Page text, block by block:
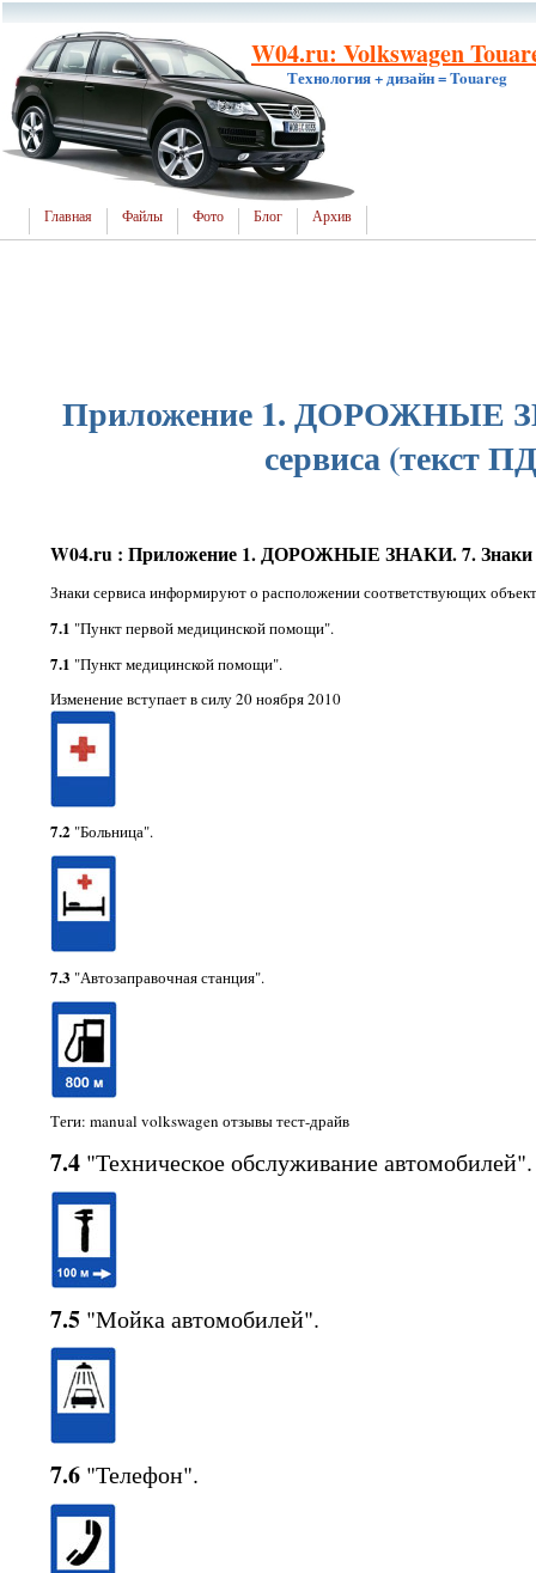
W04.ru: Volkswagen
Технология + дизайн = Touareg
Главная Файлы Фото Блог Архив
Приложение 1. ДОРОЖНЫЕ
сервиса (текст
W04.ru : Приложение 1. ДОРОЖНЫЕ ЗНАКИ. 7. Знаки
Знаки сервиса информируют о расположении соответствующих
7.1 "Пункт первой медицинской помощи".
7.1 "Пункт медицинской помощи".
Изменение вступает в силу 20 ноября 2010
7.2 "Больница".
7.3 "Автозаправочная станция".
Теги: manual volkswagen отзывы тест-драйв
7.4 "Техническое обслуживание автомобилей".
7.5 "Мойка автомобилей".
7.6 "Телефон".